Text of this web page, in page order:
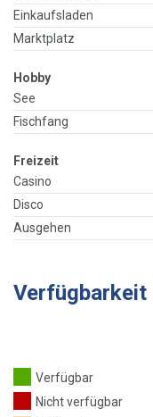
Einkaufsladen
Marktplatz
Hobby
See
Fischfang
Freizeit
Casino
Disco
Ausgehen
Verfügbarkeit
Verfügbar
Nicht verfügbar